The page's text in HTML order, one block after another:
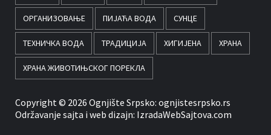
ОРГАНИЗОВАЊЕ ПИЈАЋА ВОДА СУНЦЕ
ТЕХНИЧКА ВОДА ТРАДИЦИЈА ХИГИЈЕНА ХРАНА
ХРАНА ЖИВОТИЊСКОГ ПОРЕКЛА
Copyright © 2026 Ognjište Srpsko: ognjistesrpsko.rs
Održavanje sajta i web dizajn: IzradaWebSajtova.com